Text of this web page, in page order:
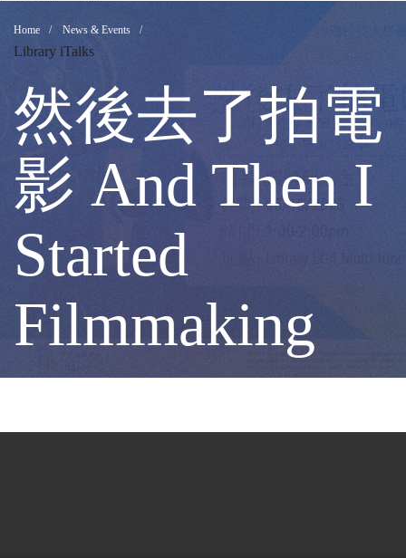
然
後
去
了
拍
電
影
Breadcrumb
Home News & Events
Library iTalks
然後去了拍電
影 And Then I
Started
Filmmaking